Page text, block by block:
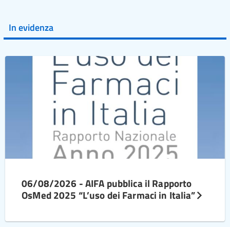
In evidenza
06/08/2026 - AIFA pubblica il Rapporto
OsMed 2025 “L’uso dei Farmaci in Italia”